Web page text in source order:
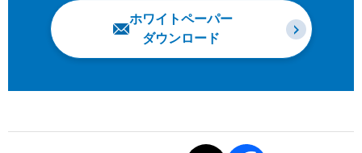
ホワイトペーパー
ダウンロード